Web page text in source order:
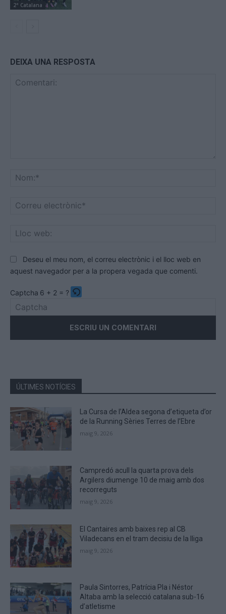
2ª Catalana
DEIXA UNA RESPOSTA
Deseu el meu nom, el correu electrònic i el lloc web en
aquest navegador per a la propera vegada que comenti.
Captcha 6 + 2 = ?
the
the
CAPTCHA
to
verify
that
you
ÚLTIMES NOTÍCIES
La Cursa de l’Aldea segona d’etiqueta d’or
de la Running Sèries Terres de l’Ebre
maig 9, 2026
Campredó acull la quarta prova dels
Argilers diumenge 10 de maig amb dos
recorreguts
maig 9, 2026
El Cantaires amb baixes rep al CB
Viladecans en el tram decisiu de la lliga
maig 9, 2026
Paula Sintorres, Patrícia Pla i Néstor
Altaba amb la selecció catalana sub-16
d’atletisme